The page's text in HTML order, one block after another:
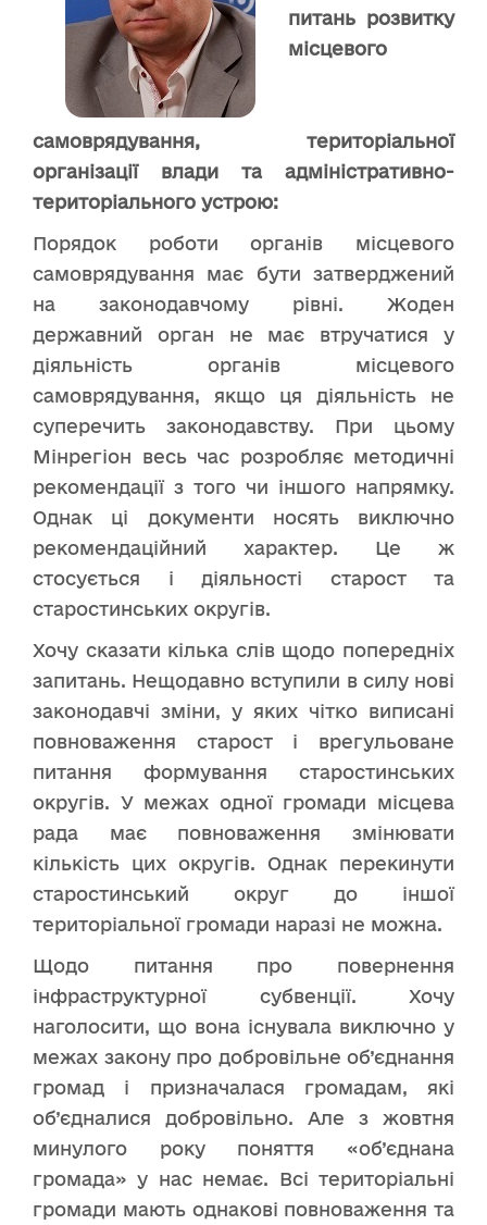
питань розвитку
місцевого
самоврядування, територіальної
організації влади та адміністративно-
територіального устрою:
Порядок роботи органів місцевого
самоврядування має бути затверджений
на законодавчому рівні. Жоден
державний орган не має втручатися у
діяльність органів місцевого
самоврядування, якщо ця діяльність не
суперечить законодавству. При цьому
Мінрегіон весь час розробляє методичні
рекомендації з того чи іншого напрямку.
Однак ці документи носять виключно
рекомендаційний характер. Це ж
стосується і діяльності старост та
старостинських округів.
Хочу сказати кілька слів щодо попередніх
запитань. Нещодавно вступили в силу нові
законодавчі зміни, у яких чітко виписані
повноваження старост і врегульоване
питання формування старостинських
округів. У межах одної громади місцева
рада має повноваження змінювати
кількість цих округів. Однак перекинути
старостинський округ до іншої
територіальної громади наразі не можна.
Щодо питання про повернення
інфраструктурної субвенції. Хочу
наголосити, що вона існувала виключно у
межах закону про добровільне об’єднання
громад і призначалася громадам, які
об’єдналися добровільно. Але з жовтня
минулого року поняття «об’єднана
громада» у нас немає. Всі територіальні
громади мають однакові повноваження та